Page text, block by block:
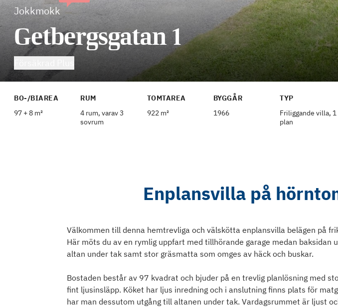
Jokkmokk
Getbergsgatan 1
BO-/BIAREA
97 + 8 m²
RUM
4 rum, varav 3
sovrum
TOMTAREA
922 m²
BYGGÅR
1966
TYP
Friliggande villa, 1
plan
Enplansvilla på
Välkommen till denna hemtrevliga och välskötta enplansvilla belägen på
Här möts du av en rymlig uppfart med tillhörande garage medan baksidan
altan under tak samt stor gräsmatta som omges av häck och buskar.
Bostaden består av 97 kvadrat och bjuder på en trevlig planlösning med
fint ljusinsläpp. Köket har ljus inredning och i anslutning finns plats för
har man dessutom utgång till altanen under tak. Vardagsrummet är ljust